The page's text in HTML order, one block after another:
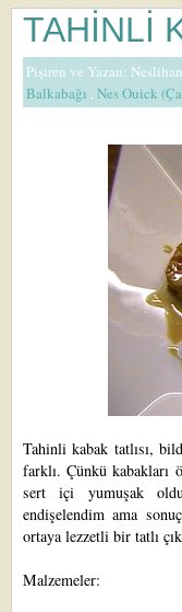
TAHİNLİ
Pişiren ve Yazan: Neslihan
Balkabağı ,Nes Ouick
Tahinli kabak tatlısı,
farklı. Çünkü kabakları
sert içi yumuşak
endişelendim ama
ortaya lezzetli bir tatlı
Malzemeler: